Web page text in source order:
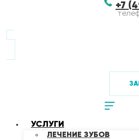
+7
УСЛУГИ
ЛЕЧЕНИЕ ЗУБОВ